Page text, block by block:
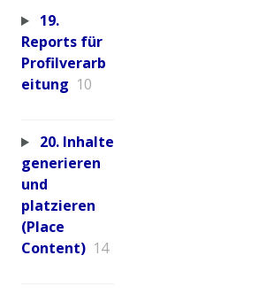
19.
Reports für
Profilverarb
eitung 10
20. Inhalte
generieren
und
platzieren
(Place
Content) 14